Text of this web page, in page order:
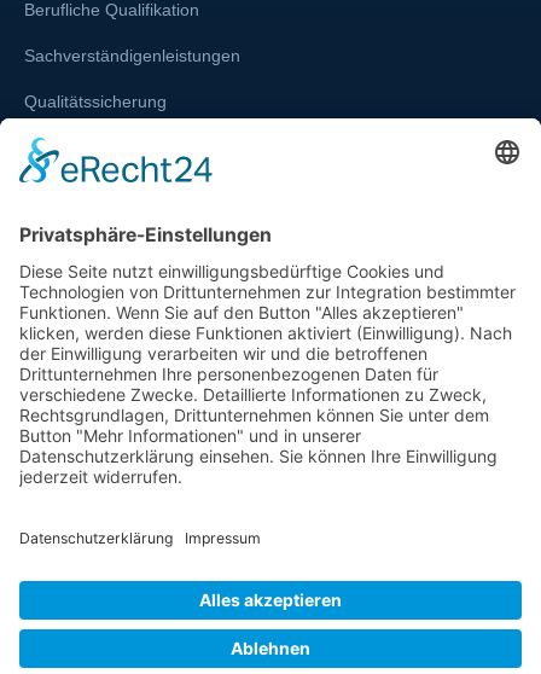
Berufliche Qualifikation
Sachverständigenleistungen
Qualitätssicherung
Weiterbildung und Schulung
SERVICE & RECHT
Infos zur Unparteilichkeit
Kontakt
Beschwerdestelle
Impressum